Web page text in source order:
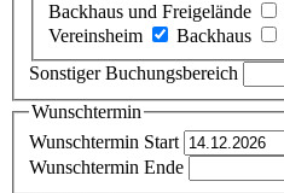
Backhaus und Freigelände
Vereinsheim
Backhaus
Sonstiger Buchungsbereich
Wunschtermin
Wunschtermin Start
Wunschtermin Ende